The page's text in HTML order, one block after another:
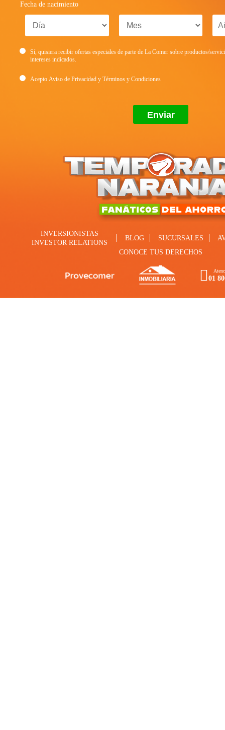
Fecha de nacimiento
Sí, quisiera recibir ofertas especiales de parte de La Comer sobre productos/
intereses indicados.
Acepto Aviso de Privacidad y Términos y Condiciones
INVERSIONISTAS
INVESTOR RELATIONS
BLOG SUCURSALES
CONOCE TUS DERECHOS
01